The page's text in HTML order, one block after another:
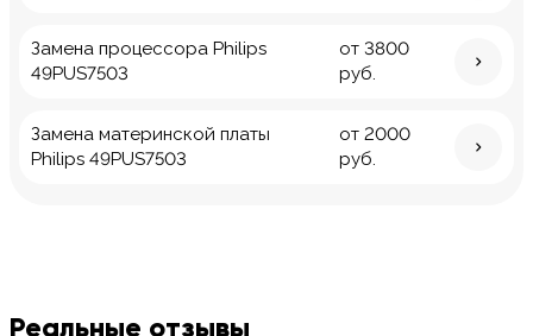
Замена процессора Philips
49PUS7503
от 3800
руб.
Замена материнской платы
Philips 49PUS7503
от 2000
руб.
Реальные отзывы